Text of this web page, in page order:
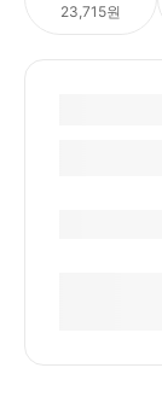
23,715원